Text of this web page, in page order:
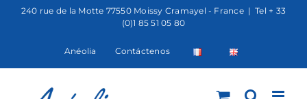
Saltar240 rue de la Motte 77550 Moissy Cramayel - France | Tel + 33
(0)1 85 51 05 80
Anéolia Contáctenos